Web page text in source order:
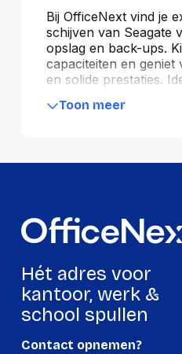
Bij OfficeNext vind je
schijven van Seagate
opslag en back-ups.
capaciteiten en geniet
en solide prestaties.
voor snelle data-
Toon meer
Hét adres voor
kantoor, werk &
school spullen
Contact opnemen?